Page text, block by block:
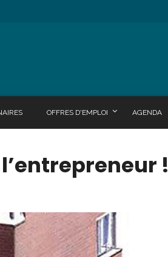
OFFRES D'EMPLOI AGENDA
!